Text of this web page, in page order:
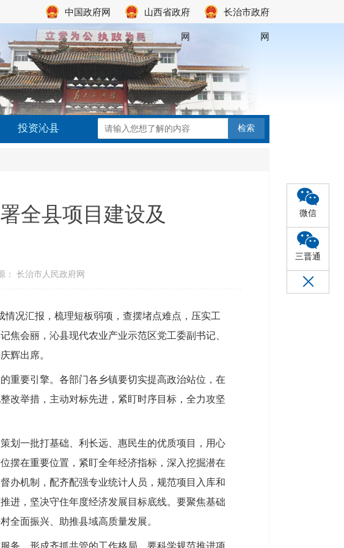
微信
三晋通
中国政府网 山西省政府
网
长治市政府
网
投资沁县
全县项目建设及
长治市人民政府网
况汇报，梳理短板弱项，查摆堵点难点，压实工
焦会丽，沁县现代农业产业示范区党工委副书记、
辉出席。
重要引擎。各部门各乡镇要切实提高政治站位，在
改举措，主动对标先进，紧盯时序目标，全力攻坚
划一批打基础、利长远、惠民生的优质项目，用心
摆在重要位置，紧盯全年经济指标，深入挖掘潜在
办机制，配齐配强专业统计人员，规范项目入库和
进，坚决守住年度经济发展目标底线。要聚焦基础
全面振兴、助推县域高质量发展。
务，形成齐抓共管的工作格局。要科学规范推进项